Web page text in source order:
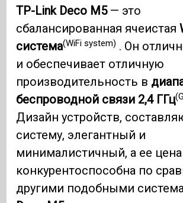
TP-Link Deco M5— это
сбалансированная ячеистая
система(WiFi system) . Он
и обеспечивает отличную
производительность в
беспроводной связи 2,4 ГГц
Дизайн устройств,
систему, элегантный и
минималистичный, а ее цена
конкурентоспособна по
другими подобными